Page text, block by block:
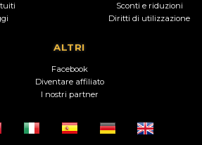
Sconti e riduzioni
Diritti di utilizzazione
ALTRI
Facebook
Diventare affiliato
I nostri partner